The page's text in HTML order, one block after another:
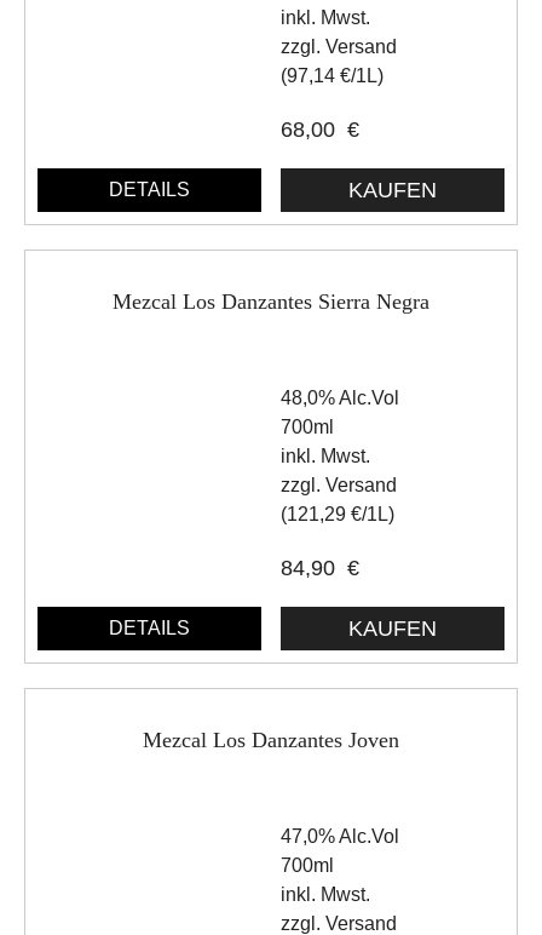
inkl. Mwst.
zzgl. Versand
(97,14 €/1L)
68,00 €
DETAILS
Mezcal Los Danzantes Sierra Negra
48,0% Alc.Vol
700ml
inkl. Mwst.
zzgl. Versand
(121,29 €/1L)
84,90 €
DETAILS
Mezcal Los Danzantes Joven
47,0% Alc.Vol
700ml
inkl. Mwst.
zzgl. Versand